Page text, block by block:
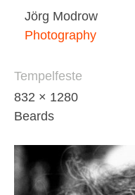
Jörg Modrow
Photography
Tempelfeste
832 × 1280
Beards